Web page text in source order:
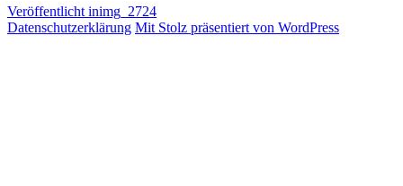
Veröffentlicht inimg_2724
Datenschutzerklärung Mit Stolz präsentiert von WordPress